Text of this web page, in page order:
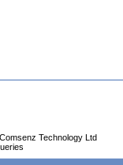
Comsenz Technology Ltd